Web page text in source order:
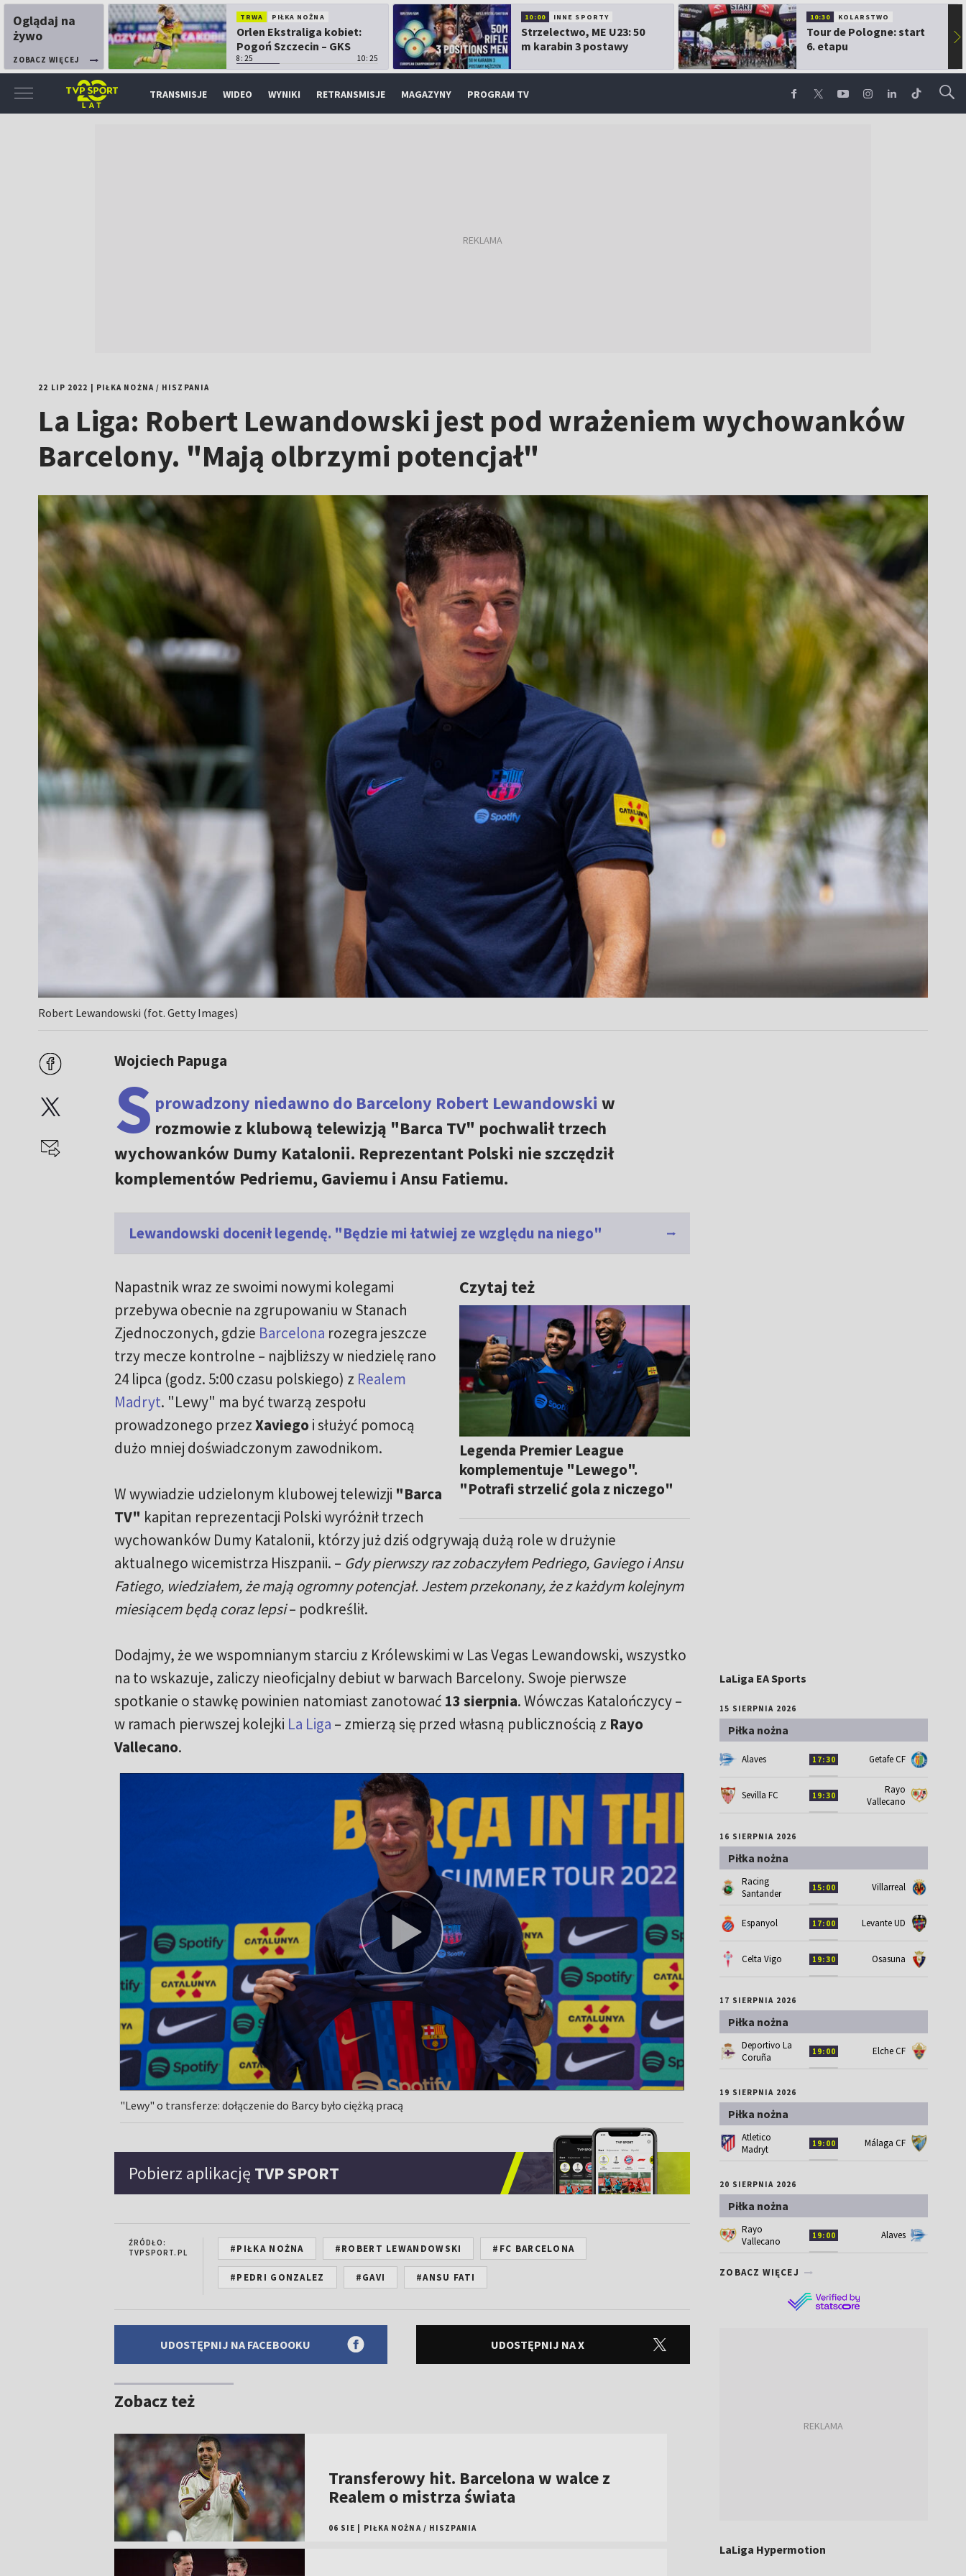
Oglądaj na
żywo
ZOBACZ WIĘCEJ
TRWA PIŁKA NOŻNA
Orlen Ekstraliga kobiet:
Pogoń Szczecin – GKS
Górnik Łęczna
8:25 10:25
10:00 INNE SPORTY
Strzelectwo, ME U23: 50
m karabin 3 postawy
10:30 KOLARSTWO
Tour de Pologne: start
6. etapu
▶
TRANSMISJE WIDEO WYNIKI RETRANSMISJE MAGAZYNY PROGRAM TV
22 LIP 2022 PIŁKA NOŻNA/ HISZPANIA
La Liga: Robert Lewandowski jest pod wrażeniem wychowanków
Barcelony. "Mają olbrzymi potencjał"
Robert Lewandowski (fot. Getty Images)
Wojciech Papuga
S prowadzony niedawno do Barcelony Robert Lewandowski w
rozmowie z klubową telewizją "Barca TV" pochwalił trzech
wychowanków Dumy Katalonii. Reprezentant Polski nie szczędził
komplementów Pedriemu, Gaviemu i Ansu Fatiemu.
Lewandowski docenił legendę. "Będzie mi łatwiej ze względu na niego"
Czytaj też
Legenda Premier League
komplementuje "Lewego".
"Potrafi strzelić gola z niczego"
Napastnik wraz ze swoimi nowymi kolegami
przebywa obecnie na zgrupowaniu w Stanach
Zjednoczonych, gdzie Barcelona rozegra jeszcze
trzy mecze kontrolne – najbliższy w niedzielę rano
24 lipca (godz. 5:00 czasu polskiego) z Realem
Madryt. "Lewy" ma być twarzą zespołu
prowadzonego przezXaviego i służyć pomocą
dużo mniej doświadczonym zawodnikom.
W wywiadzie udzielonym klubowej telewizji "Barca
TV" kapitan reprezentacji Polski wyróżnił trzech
wychowanków Dumy Katalonii, którzy już dziś odgrywają dużą role w drużynie
aktualnego wicemistrza Hiszpanii. – Gdy pierwszy raz zobaczyłem Pedriego, Gaviego i Ansu
Fatiego, wiedziałem, że mają ogromny potencjał. Jestem przekonany, że z każdym kolejnym
miesiącem będą coraz lepsi– podkreślił.
Dodajmy, że we wspomnianym starciu z Królewskimi w Las Vegas Lewandowski, wszystko
na to wskazuje, zaliczy nieoficjalny debiut w barwach Barcelony. Swoje pierwsze
spotkanie o stawkę powinien natomiast zanotować 13 sierpnia. Wówczas Katalończycy –
w ramach pierwszej kolejki La Liga – zmierzą się przed własną publicznością z Rayo
Vallecano.
"Lewy" o transferze: dołączenie do Barcy było ciężką pracą
Pobierz aplikację TVP SPORT
ŹRÓDŁO:
TVPSPORT.PL
#PIŁKA NOŻNA #ROBERT LEWANDOWSKI #FC BARCELONA
#PEDRI GONZALEZ #GAVI #ANSU FATI
UDOSTĘPNIJ NA FACEBOOKU UDOSTĘPNIJ NA X
Zobacz też
Transferowy hit. Barcelona w walce z
Realem o mistrza świata
06 SIE PIŁKA NOŻNA / HISZPANIA
LaLiga EA Sports
15 SIERPNIA 2026
Piłka nożna
Alaves 17:30 Getafe CF
Sevilla FC 19:30
Rayo
Vallecano
16 SIERPNIA 2026
Piłka nożna
Racing
Santander
15:00 Villarreal
Espanyol 17:00 Levante UD
Celta Vigo 19:30 Osasuna
17 SIERPNIA 2026
Piłka nożna
Deportivo La
Coruña
19:00 Elche CF
19 SIERPNIA 2026
Piłka nożna
Atletico
Madryt
19:00 Málaga CF
20 SIERPNIA 2026
Piłka nożna
Rayo
Vallecano
19:00 Alaves
ZOBACZ WIĘCEJ
LaLiga Hypermotion